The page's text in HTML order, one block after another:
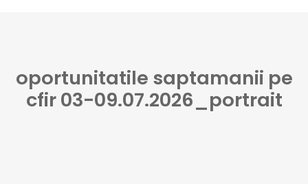
oportunitatile saptamanii pe
cfir 03-09.07.2026_portrait